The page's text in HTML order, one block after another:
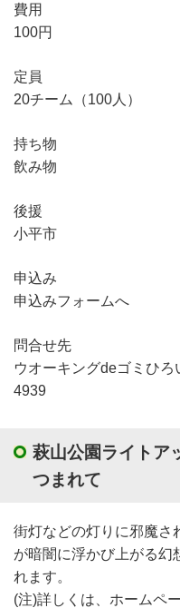
費用
100円
定員
20チーム（100人）
持ち物
飲み物
後援
小平市
申込み
申込みフォームへ
問合せ先
ウオーキングdeゴミひ
4939
萩山公園ライト
つまれて
街灯などの灯りに邪魔さ
が暗闇に浮かび上がる幻
れます。
(注)詳しくは、ホームペ